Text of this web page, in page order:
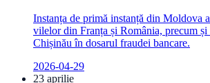
Instanța de primă instanță din Moldova
vilelor din Franța și România, precum
Chișinău în dosarul fraudei bancare.
2026-04-29
23 aprilie